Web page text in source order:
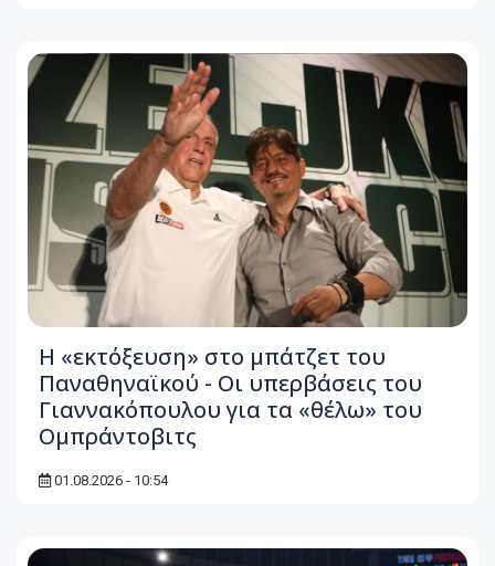
Η «εκτόξευση» στο μπάτζετ του
Παναθηναϊκού - Οι υπερβάσεις του
Γιαννακόπουλου για τα «θέλω» του
Ομπράντοβιτς
01.08.2026 - 10:54